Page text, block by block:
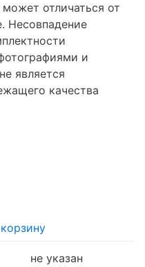
отличаться от
Несовпадение
и
является
качества
не указан